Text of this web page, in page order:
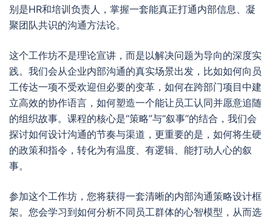
别是HR和培训负责人，掌握一套能真正打通内部信息、凝
聚团队共识的沟通方法论。
这个工作坊不是理论宣讲，而是以解决问题为导向的深度实
践。我们会从企业内部沟通的真实场景出发，比如如何向员
工传达一项不受欢迎但必要的变革，如何在跨部门项目中建
立高效的协作语言，如何塑造一个能让员工认同并愿意追随
的组织故事。课程的核心是“策略”与“叙事”的结合，我们会
探讨如何设计沟通的节奏与渠道，更重要的是，如何将生硬
的政策和指令，转化为有温度、有逻辑、能打动人心的叙
事。
参加这个工作坊，您将获得一套清晰的内部沟通策略设计框
架。您会学习到如何分析不同员工群体的心智模型，从而选